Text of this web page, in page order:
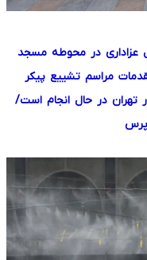
عزاداری در محوطه مسجد
مراسم تشییع پیکر
تهران در حال انجام است/